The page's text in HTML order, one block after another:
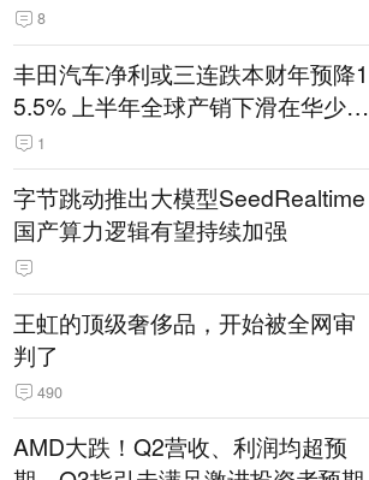
8
丰田汽车净利或三连跌本财年预降1
5.5% 上半年全球产销下滑在华少卖
14.3万辆
1
字节跳动推出大模型SeedRealtime
国产算力逻辑有望持续加强
王虹的顶级奢侈品，开始被全网审
判了
490
AMD大跌！Q2营收、利润均超预